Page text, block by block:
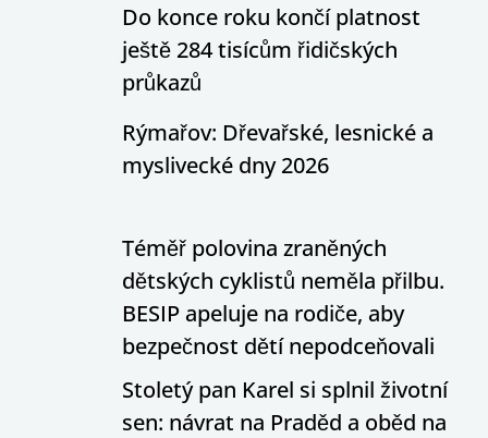
Do konce roku končí platnost
ještě 284 tisícům řidičských
průkazů
Rýmařov: Dřevařské, lesnické a
myslivecké dny 2026
Téměř polovina zraněných
dětských cyklistů neměla přilbu.
BESIP apeluje na rodiče, aby
bezpečnost dětí nepodceňovali
Stoletý pan Karel si splnil životní
sen: návrat na Praděd a oběd na